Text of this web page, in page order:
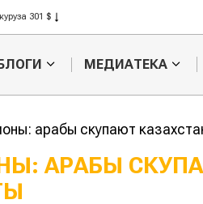
408 $
423 $
БЛОГИ МЕДИАТЕКА
арабы скупают
АРАБЫ